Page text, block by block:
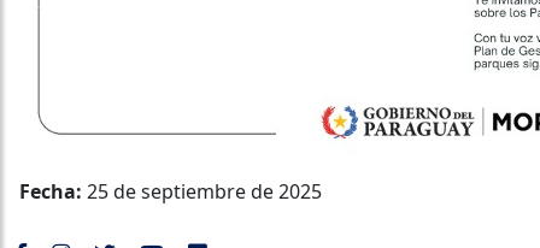
Fecha: 25 de septiembre de 2025